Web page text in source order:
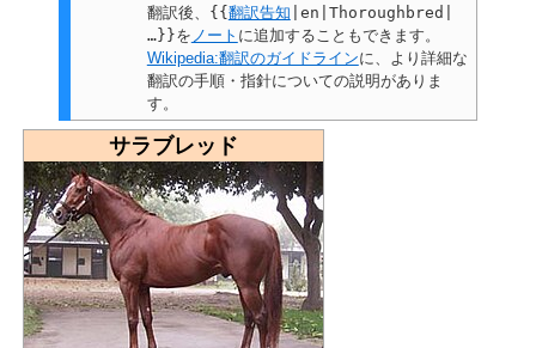
翻訳後、 {{ 翻訳告知 |en|Thoroughbred|
…}}を ノート に追加することもできます。
Wikipedia:翻訳のガイドラインに、より詳細な
翻訳の手順・指針についての説明がありま
す。
サラブレッド